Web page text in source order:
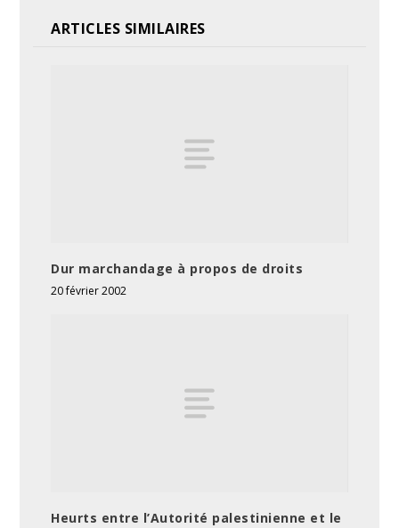
ARTICLES SIMILAIRES
Dur marchandage à propos de droits
20 février 2002
Heurts entre l’Autorité palestinienne et le